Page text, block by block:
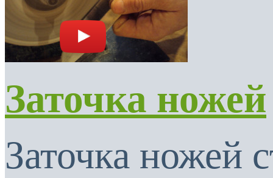
Заточка ножей
Заточка ножей